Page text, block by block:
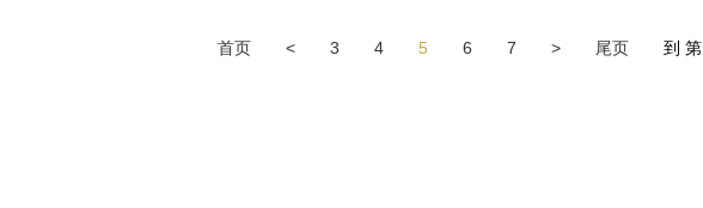
首页 < 3 4 5 6 7 > 尾页 到 第